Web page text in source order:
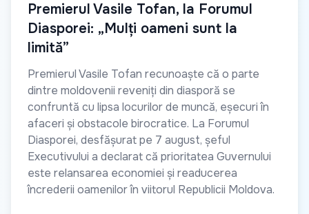
Premierul Vasile Tofan, la Forumul
Diasporei: „Mulți oameni sunt la
limită”
Premierul Vasile Tofan recunoaște că o parte
dintre moldovenii reveniți din diasporă se
confruntă cu lipsa locurilor de muncă, eșecuri în
afaceri și obstacole birocratice. La Forumul
Diasporei, desfășurat pe 7 august, șeful
Executivului a declarat că prioritatea Guvernului
este relansarea economiei și readucerea
încrederii oamenilor în viitorul Republicii Moldova.